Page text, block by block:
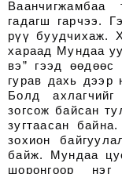
Ваанчигжамбаа
гадагш гарчээ.
рүү буудчихаж.
хараад Мундаа
вэ” гээд
гурав дахь
Болд
зогсож байсан
зугтаасан
зохион
байж. Мундаа
шоронгоор